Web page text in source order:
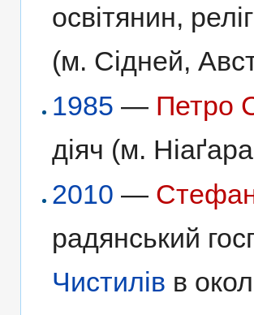
освітянин,
(м. Сідней,
1985 — Петро
діяч (м.
2010 —
радянський
Чистилів в